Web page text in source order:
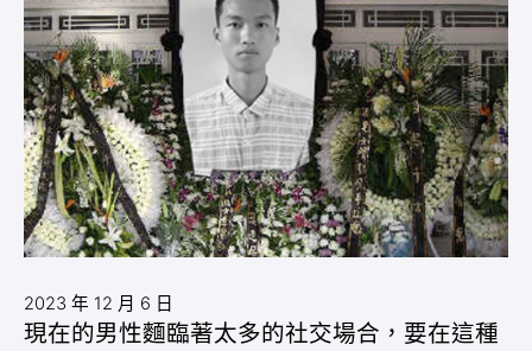
2023 年 12 月 6 日
現在的男性麵臨著太多的社交場合，要在這種